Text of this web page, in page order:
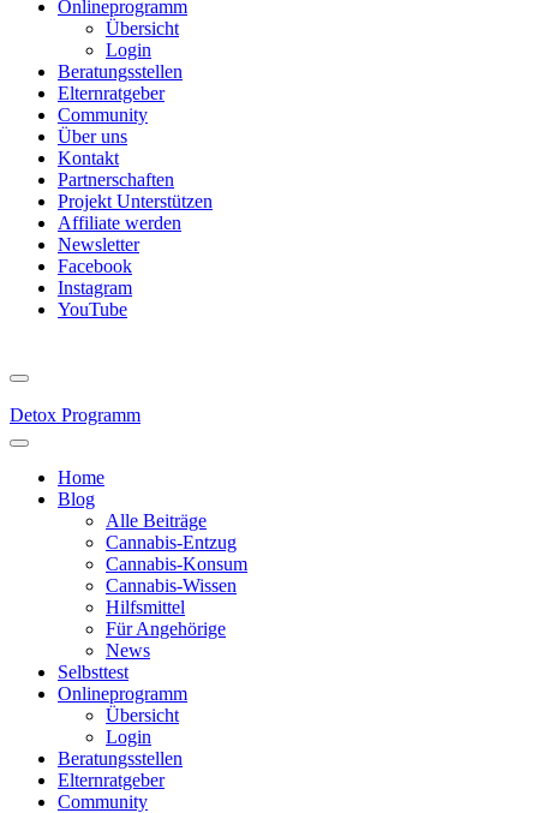
Onlineprogramm
Übersicht
Login
Beratungsstellen
Elternratgeber
Community
Über uns
Kontakt
Partnerschaften
Projekt Unterstützen
Affiliate werden
Newsletter
Facebook
Instagram
YouTube
Detox Programm
Home
Blog
Alle Beiträge
Cannabis-Entzug
Cannabis-Konsum
Cannabis-Wissen
Hilfsmittel
Für Angehörige
News
Selbsttest
Onlineprogramm
Übersicht
Login
Beratungsstellen
Elternratgeber
Community